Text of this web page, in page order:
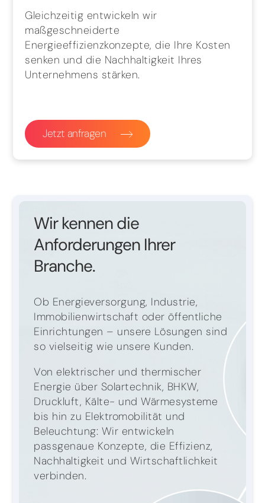
Gleichzeitig entwickeln wir
maßgeschneiderte
Energieeffizienzkonzepte, die Ihre Kosten
senken und die Nachhaltigkeit Ihres
Unternehmens stärken.
Jetzt anfragen
Wir kennen die
Anforderungen Ihrer
Branche.
Ob Energieversorgung, Industrie,
Immobilienwirtschaft oder öffentliche
Einrichtungen – unsere Lösungen sind
so vielseitig wie unsere Kunden.
Von elektrischer und thermischer
Energie über Solartechnik, BHKW,
Druckluft, Kälte- und Wärmesysteme
bis hin zu Elektromobilität und
Beleuchtung: Wir entwickeln
passgenaue Konzepte, die Effizienz,
Nachhaltigkeit und Wirtschaftlichkeit
verbinden.